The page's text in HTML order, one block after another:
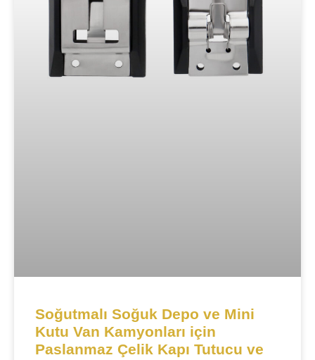
Soğutmalı Soğuk Depo ve Mini
Kutu Van Kamyonları için
Paslanmaz Çelik Kapı Tutucu ve